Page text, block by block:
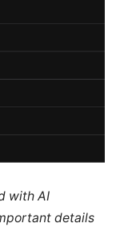
with AI
details